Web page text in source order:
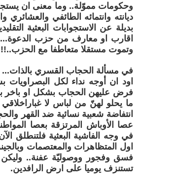
وحكومات مموّلة.. وما معنى ان
ديانته وانتمائه الطائفي
بديلة عن الاستجوابات البعثية
اقارب او معارف من حزب الدعوة...
وتموت مستقلا متعاطفا مع الحزب..!!
في مسألة الحجاب القسري بالذات...
اود ان أوجه نداء لكل
فرض عليهن الحجاب بشكل او باخر
ما يحلو لهنّ من لباس لا
انتفاضة شعبية نسائية ضد القهر
عصا الأوباش المرتزقة بعصا
في وجه الفاشية البعثية فلتنطلق
اول المتظاهرات والمعتصمات
فسق وفجور ووصوليّة عفنة..
تستنزف يوميا على ارض الرافدين.